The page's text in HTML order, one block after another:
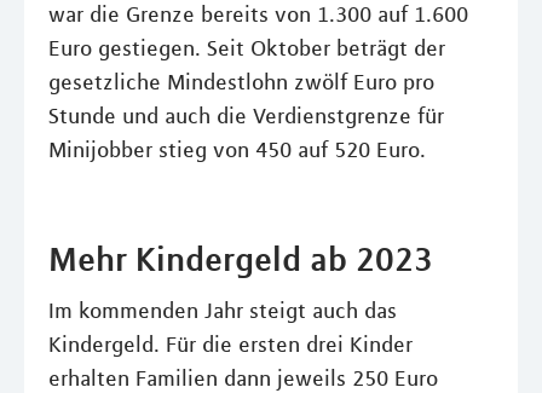
war die Grenze bereits von 1.300 auf 1.600
Euro gestiegen. Seit Oktober beträgt der
gesetzliche Mindestlohn zwölf Euro pro
Stunde und auch die Verdienstgrenze für
Minijobber stieg von 450 auf 520 Euro.
Mehr Kindergeld ab 2023
Im kommenden Jahr steigt auch das
Kindergeld. Für die ersten drei Kinder
erhalten Familien dann jeweils 250 Euro